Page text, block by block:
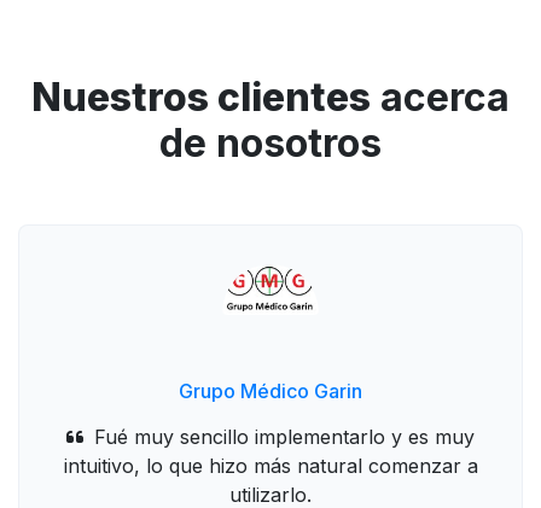
Nuestros clientes acerca
de nosotros
Grupo Médico Garin
Fué muy sencillo implementarlo y es muy
intuitivo, lo que hizo más natural comenzar a
utilizarlo.